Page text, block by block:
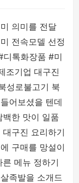
의미를 전달
전속모델 선정
디톡화장품 #미
조기업 대구진
성로불고기 북
어보셨을 텐데
한 맛이 일품
구진 요리하기
구매를 망설이
메뉴 정하기
족발을 소개드